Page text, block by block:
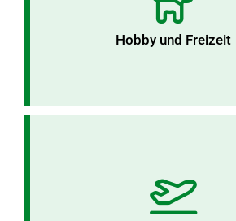
Hobby und Freizeit